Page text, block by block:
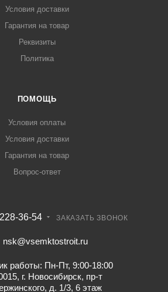
Условия доставки
Гарантия на товар
Реквизиты
Политика
ПОМОЩЬ
Условия оплаты
Условия доставки
Гарантия на товар
Вопрос-ответ
36-54 ЗАКАЗАТЬ ЗВОНОК
nsk@vsemktostroit.ru
работы: Пн-Пт, 9:00-18:00
г. Новосибирск, пр-т
д. 1/3, 6 этаж